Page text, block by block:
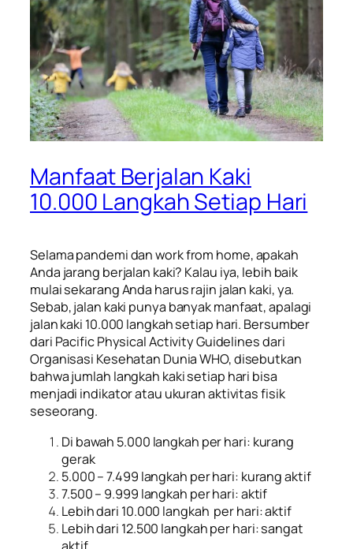
Manfaat Berjalan Kaki
10.000 Langkah Setiap Hari
Selama pandemi danwork from home, apakah
Anda jarang berjalan kaki? Kalau iya, lebih baik
mulai sekarang Anda harus rajin jalan kaki, ya.
Sebab, jalan kaki punya banyak manfaat, apalagi
jalan kaki 10.000 langkahsetiap hari. Bersumber
dari Pacific Physical Activity Guidelinesdari
Organisasi Kesehatan Dunia WHO, disebutkan
bahwa jumlah langkah kaki setiap hari bisa
menjadi indikator atau ukuran aktivitas fisik
seseorang.
Di bawah 5.000 langkah per hari: kurang
gerak
5.000 – 7.499 langkah per hari: kurang aktif
7.500 – 9.999 langkah per hari: aktif
Lebih dari 10.000 langkah per hari: aktif
Lebih dari 12.500 langkah per hari: sangat